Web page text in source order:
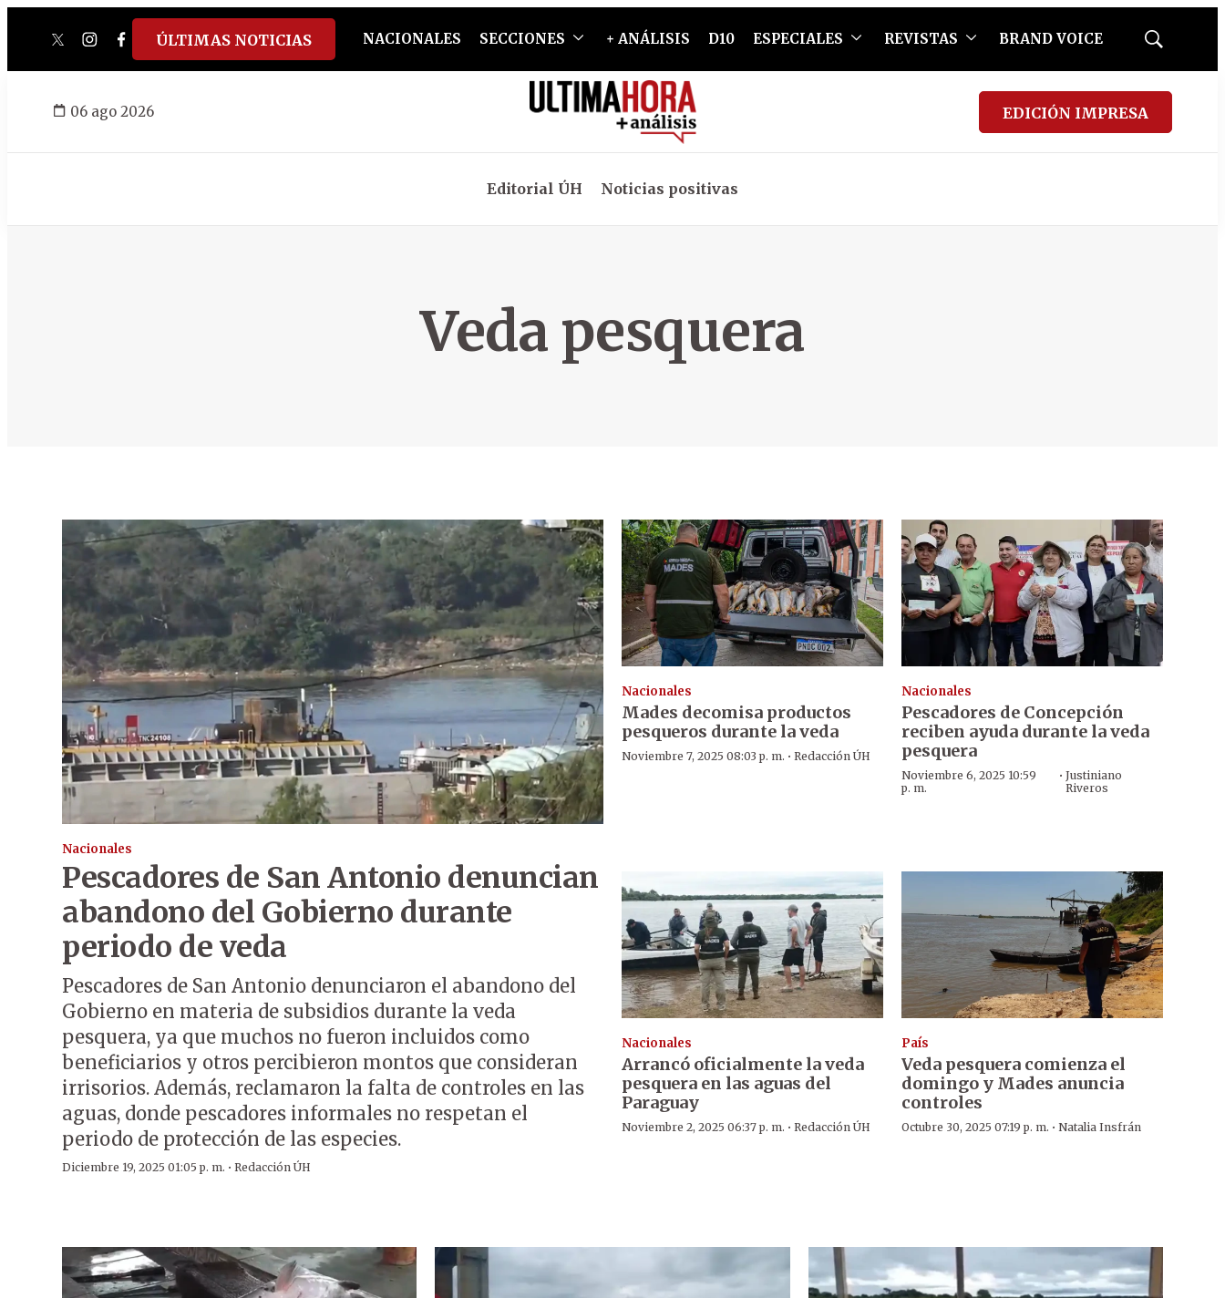
twitterinstagram
facebook
tiktokyoutube
spotify
ÚLTIMAS NOTICIAS NACIONALES SECCIONES + ANÁLISIS D10 ESPECIALES REVISTAS BRAND VOICE
Mostrar
06 ago 2026 EDICIÓN IMPRESA
Editorial ÚH Noticias positivas
Veda pesquera
Nacionales
Pescadores de San Antonio denuncian
abandono del Gobierno durante
periodo de veda
Pescadores de San Antonio denunciaron el abandono del
Gobierno en materia de subsidios durante la veda
pesquera, ya que muchos no fueron incluidos como
beneficiarios y otros percibieron montos que consideran
irrisorios. Además, reclamaron la falta de controles en las
aguas, donde pescadores informales no respetan el
periodo de protección de las especies.
Diciembre 19, 2025 01:05 p. m. · Redacción ÚH
Nacionales
Mades decomisa productos
pesqueros durante la veda
Noviembre 7, 2025 08:03 p. m. · Redacción ÚH
Nacionales
Pescadores de Concepción
reciben ayuda durante la veda
pesquera
Noviembre 6, 2025 10:59
p. m.
·Justiniano
Riveros
Nacionales
Arrancó oficialmente la veda
pesquera en las aguas del
Paraguay
Noviembre 2, 2025 06:37 p. m. · Redacción ÚH
País
Veda pesquera comienza el
domingo y Mades anuncia
controles
Octubre 30, 2025 07:19 p. m. · Natalia Insfrán